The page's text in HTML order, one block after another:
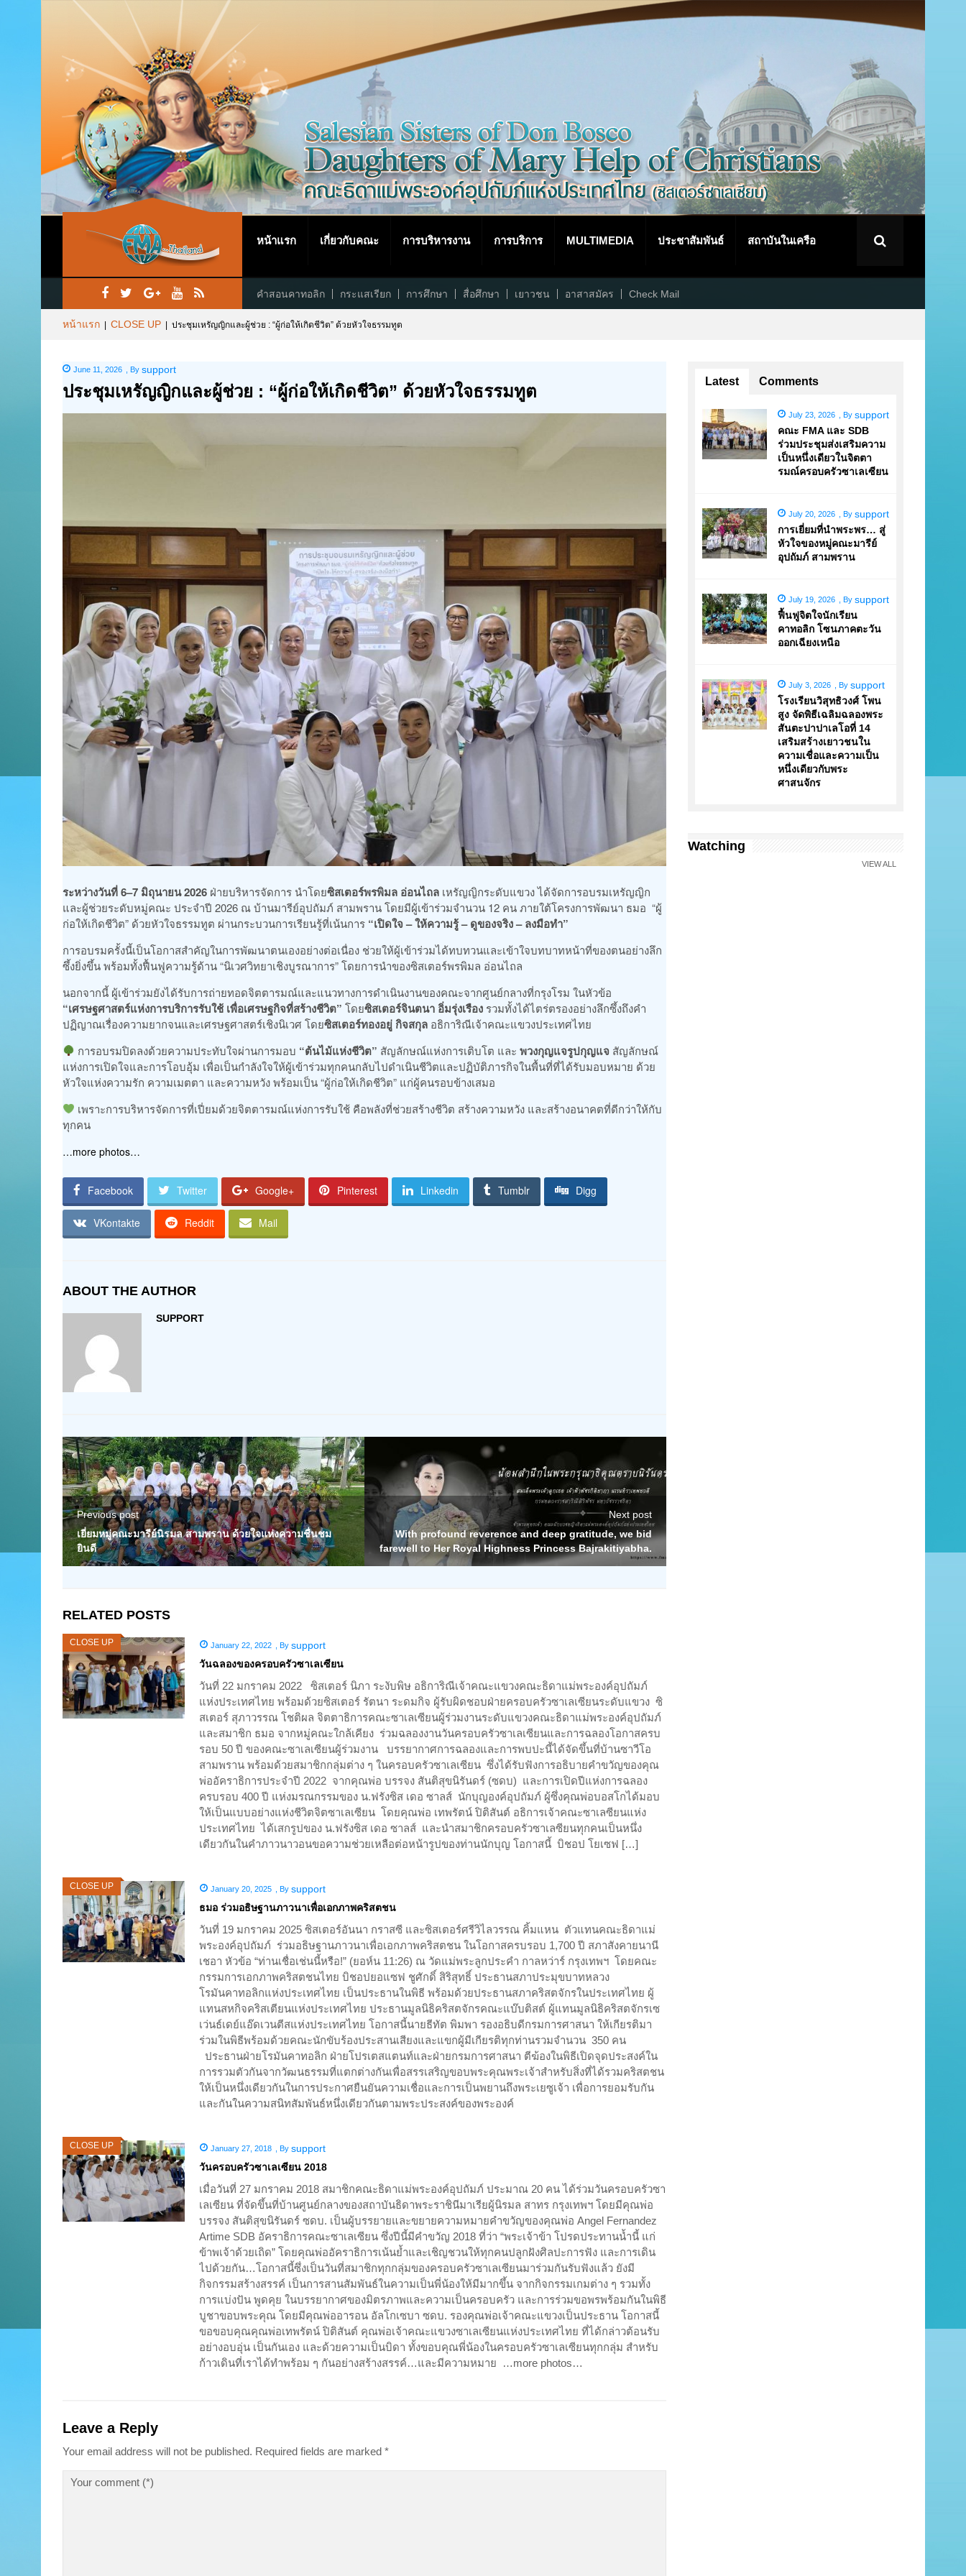
หน้าแรก เกี่ยวกับคณะ การบริหารงาน การบริการ MULTIMEDIA ประชาสัมพันธ์ สถาบันในเครือ
คำสอนคาทอลิก กระแสเรียก การศึกษา สื่อศึกษา เยาวชน อาสาสมัคร Check Mail
หน้าแรก CLOSE UP ประชุมเหรัญญิกและผู้ช่วย : “ผู้ก่อให้เกิดชีวิต” ด้วยหัวใจธรรมทูต
June 11, 2026 By support
ประชุมเหรัญญิกและผู้ช่วย : “ผู้ก่อให้เกิดชีวิต” ด้วยหัวใจธรรมทูต
ระหว่างวันที่ 6–7 มิถุนายน 2026 ฝ่ายบริหารจัดการ นำโดยซิสเตอร์พรพิมล อ่อนไถล เหรัญญิกระดับแขวง ได้จัดการอบรมเหรัญญิก
และผู้ช่วยระดับหมู่คณะ ประจำปี 2026 ณ บ้านมารีย์อุปถัมภ์ สามพราน โดยมีผู้เข้าร่วมจำนวน 12 คน ภายใต้โครงการพัฒนา ธมอ “ผู้
ก่อให้เกิดชีวิต” ด้วยหัวใจธรรมทูต ผ่านกระบวนการเรียนรู้ที่เน้นการ “เปิดใจ – ให้ความรู้ – ดูของจริง – ลงมือทำ”
การอบรมครั้งนี้เป็นโอกาสสำคัญในการพัฒนาตนเองอย่างต่อเนื่อง ช่วยให้ผู้เข้าร่วมได้ทบทวนและเข้าใจบทบาทหน้าที่ของตนอย่างลึก
ซึ้งยิ่งขึ้น พร้อมทั้งฟื้นฟูความรู้ด้าน “นิเวศวิทยาเชิงบูรณาการ” โดยการนำของซิสเตอร์พรพิมล อ่อนไถล
นอกจากนี้ ผู้เข้าร่วมยังได้รับการถ่ายทอดจิตตารมณ์และแนวทางการดำเนินงานของคณะจากศูนย์กลางที่กรุงโรม ในหัวข้อ
“เศรษฐศาสตร์แห่งการบริการรับใช้ เพื่อเศรษฐกิจที่สร้างชีวิต” โดยซิสเตอร์จินตนา อิ่มรุ่งเรือง รวมทั้งได้ไตร่ตรองอย่างลึกซึ้งถึงคำ
ปฏิญาณเรื่องความยากจนและเศรษฐศาสตร์เชิงนิเวศ โดยซิสเตอร์ทองอยู่ กิจสกุล อธิการิณีเจ้าคณะแขวงประเทศไทย
การอบรมปิดลงด้วยความประทับใจผ่านการมอบ “ต้นไม้แห่งชีวิต” สัญลักษณ์แห่งการเติบโต และพวงกุญแจรูปกุญแจ สัญลักษณ์
แห่งการเปิดใจและการโอบอุ้ม เพื่อเป็นกำลังใจให้ผู้เข้าร่วมทุกคนกลับไปดำเนินชีวิตและปฏิบัติภารกิจในพื้นที่ที่ได้รับมอบหมาย ด้วย
หัวใจแห่งความรัก ความเมตตา และความหวัง พร้อมเป็น “ผู้ก่อให้เกิดชีวิต” แก่ผู้คนรอบข้างเสมอ
เพราะการบริหารจัดการที่เปี่ยมด้วยจิตตารมณ์แห่งการรับใช้ คือพลังที่ช่วยสร้างชีวิต สร้างความหวัง และสร้างอนาคตที่ดีกว่าให้กับ
ทุกคน
…more photos…
Facebook Twitter Google+ Pinterest Linkedin Tumblr Digg
VKontakte Reddit Mail
ABOUT THE AUTHOR
SUPPORT
Previous post
เยี่ยมหมู่คณะมารีย์นิรมล สามพราน ด้วยใจแห่งความชื่นชม
ยินดี
Next post
With profound reverence and deep gratitude, we bid
farewell to Her Royal Highness Princess Bajrakitiyabha.
RELATED POSTS
CLOSE UP January 22, 2022 By support
วันฉลองของครอบครัวซาเลเซียน
วันที่ 22 มกราคม 2022 ซิสเตอร์ นิภา ระงับพิษ อธิการิณีเจ้าคณะแขวงคณะธิดาแม่พระองค์อุปถัมภ์
แห่งประเทศไทย พร้อมด้วยซิสเตอร์ รัตนา ระดมกิจ ผู้รับผิดชอบฝ่ายครอบครัวซาเลเซียนระดับแขวง ซิ
สเตอร์ สุภาวรรณ โชติผล จิตตาธิการคณะซาเลเซียนผู้ร่วมงานระดับแขวงคณะธิดาแม่พระองค์อุปถัมภ์
และสมาชิก ธมอ จากหมู่คณะใกล้เคียง ร่วมฉลองงานวันครอบครัวซาเลเซียนและการฉลองโอกาสครบ
รอบ 50 ปี ของคณะซาเลเซียนผู้ร่วมงาน บรรยากาศการฉลองและการพบปะนี้ได้จัดขึ้นที่บ้านซาวีโอ
สามพราน พร้อมด้วยสมาชิกกลุ่มต่าง ๆ ในครอบครัวซาเลเซียน ซึ่งได้รับฟังการอธิบายคำขวัญของคุณ
พ่ออัคราธิการประจำปี 2022 จากคุณพ่อ บรรจง สันติสุขนิรันดร์ (ซดบ) และการเปิดปีแห่งการฉลอง
ครบรอบ 400 ปี แห่งมรณกรรมของ น.ฟรังซิส เดอ ซาลส์ นักบุญองค์อุปถัมภ์ ผู้ซึ่งคุณพ่อบอสโกได้มอบ
ให้เป็นแบบอย่างแห่งชีวิตจิตซาเลเซียน โดยคุณพ่อ เทพรัตน์ ปิติสันต์ อธิการเจ้าคณะซาเลซียนแห่ง
ประเทศไทย ได้เสกรูปของ น.ฟรังซิส เดอ ซาลส์ และนำสมาชิกครอบครัวซาเลซียนทุกคนเป็นหนึ่ง
เดียวกันในคำภาวนาวอนขอความช่วยเหลือต่อหน้ารูปของท่านนักบุญ โอกาสนี้ บิชอป โยเซฟ […]
CLOSE UP January 20, 2025 By support
ธมอ ร่วมอธิษฐานภาวนาเพื่อเอกภาพคริสตชน
วันที่ 19 มกราคม 2025 ซิสเตอร์อันนา กราสซี และซิสเตอร์ศรีวิไลวรรณ คิ้มแหน ตัวแทนคณะธิดาแม่
พระองค์อุปถัมภ์ ร่วมอธิษฐานภาวนาเพื่อเอกภาพคริสตชน ในโอกาสครบรอบ 1,700 ปี สภาสังคายนานี
เชอา หัวข้อ “ท่านเชื่อเช่นนี้หรือ!” (ยอห์น 11:26) ณ วัดแม่พระลูกประคำ กาลหว่าร์ กรุงเทพฯ โดยคณะ
กรรมการเอกภาพคริสตชนไทย บิชอปยอแซฟ ชูศักดิ์ สิริสุทธิ์ ประธานสภาประมุขบาทหลวง
โรมันคาทอลิกแห่งประเทศไทย เป็นประธานในพิธี พร้อมด้วยประธานสภาคริสตจักรในประเทศไทย ผู้
แทนสหกิจคริสเตียนแห่งประเทศไทย ประธานมูลนิธิคริสตจักรคณะแบ๊บติสต์ ผู้แทนมูลนิธิคริสตจักรเซ
เว่นธ์เดย์แอ๊ดเวนตีสแห่งประเทศไทย โอกาสนี้นายธีทัต พิมพา รองอธิบดีกรมการศาสนา ให้เกียรติมา
ร่วมในพิธีพร้อมด้วยคณะนักขับร้องประสานเสียงและแขกผู้มีเกียรติทุกท่านรวมจำนวน 350 คน
ประธานฝ่ายโรมันคาทอลิก ฝ่ายโปรเตสแตนท์และฝ่ายกรมการศาสนา ตีฆ้องในพิธีเปิดจุดประสงค์ใน
การรวมตัวกันจากวัฒนธรรมที่แตกต่างกันเพื่อสรรเสริญขอบพระคุณพระเจ้าสำหรับสิ่งที่ได้รวมคริสตชน
ให้เป็นหนึ่งเดียวกันในการประกาศยืนยันความเชื่อและการเป็นพยานถึงพระเยซูเจ้า เพื่อการยอมรับกัน
และกันในความสนิทสัมพันธ์หนึ่งเดียวกันตามพระประสงค์ของพระองค์
CLOSE UP January 27, 2018 By support
วันครอบครัวซาเลเซียน 2018
เมื่อวันที่ 27 มกราคม 2018 สมาชิกคณะธิดาแม่พระองค์อุปถัมภ์ ประมาณ 20 คน ได้ร่วมวันครอบครัวซา
เลเซียน ที่จัดขึ้นที่บ้านศูนย์กลางของสถาบันธิดาพระราชินีมาเรียผู้นิรมล สาทร กรุงเทพฯ โดยมีคุณพ่อ
บรรจง สันติสุขนิรันดร์ ซดบ. เป็นผู้บรรยายและขยายความหมายคำขวัญของคุณพ่อ Angel Fernandez
Artime SDB อัคราธิการคณะซาเลเซียน ซึ่งปีนี้มีคำขวัญ 2018 ที่ว่า “พระเจ้าข้า โปรดประทานน้ำนี้ แก่
ข้าพเจ้าด้วยเถิด” โดยคุณพ่ออัคราธิการเน้นย้ำและเชิญชวนให้ทุกคนปลูกฝังศิลปะการฟัง และการเดิน
ไปด้วยกัน…โอกาสนี้ซึ่งเป็นวันที่สมาชิกทุกกลุ่มของครอบครัวซาเลเซียนมาร่วมกันรับฟังแล้ว ยังมี
กิจกรรมสร้างสรรค์ เป็นการสานสัมพันธ์ในความเป็นพี่น้องให้มีมากขึ้น จากกิจกรรมเกมต่าง ๆ รวมทั้ง
การแบ่งปัน พูดคุย ในบรรยากาศของมิตรภาพและความเป็นครอบครัว และการร่วมขอพรพร้อมกันในพิธี
บูชาขอบพระคุณ โดยมีคุณพ่ออารอน อัลโกเซบา ซดบ. รองคุณพ่อเจ้าคณะแขวงเป็นประธาน โอกาสนี้
ขอขอบคุณคุณพ่อเทพรัตน์ ปิติสันต์ คุณพ่อเจ้าคณะแขวงซาเลเซียนแห่งประเทศไทย ที่ได้กล่าวต้อนรับ
อย่างอบอุ่น เป็นกันเอง และด้วยความเป็นบิดา ทั้งขอบคุณพี่น้องในครอบครัวซาเลเซียนทุกกลุ่ม สำหรับ
ก้าวเดินที่เราได้ทำพร้อม ๆ กันอย่างสร้างสรรค์…และมีความหมาย …more photos…
Leave a Reply
Your email address will not be published. Required fields are marked *
Latest Comments
July 23, 2026 By support
คณะ FMA และ SDB
ร่วมประชุมส่งเสริมความ
เป็นหนึ่งเดียวในจิตตา
รมณ์ครอบครัวซาเลเซียน
July 20, 2026 By support
การเยี่ยมที่นำพระพร… สู่
หัวใจของหมู่คณะมารีย์
อุปถัมภ์ สามพราน
July 19, 2026 By support
ฟื้นฟูจิตใจนักเรียน
คาทอลิก โซนภาคตะวัน
ออกเฉียงเหนือ
July 3, 2026 By support
โรงเรียนวิสุทธิวงศ์ โพน
สูง จัดพิธีเฉลิมฉลองพระ
สันตะปาปาเลโอที่ 14
เสริมสร้างเยาวชนใน
ความเชื่อและความเป็น
หนึ่งเดียวกับพระ
ศาสนจักร
Watching
VIEW ALL